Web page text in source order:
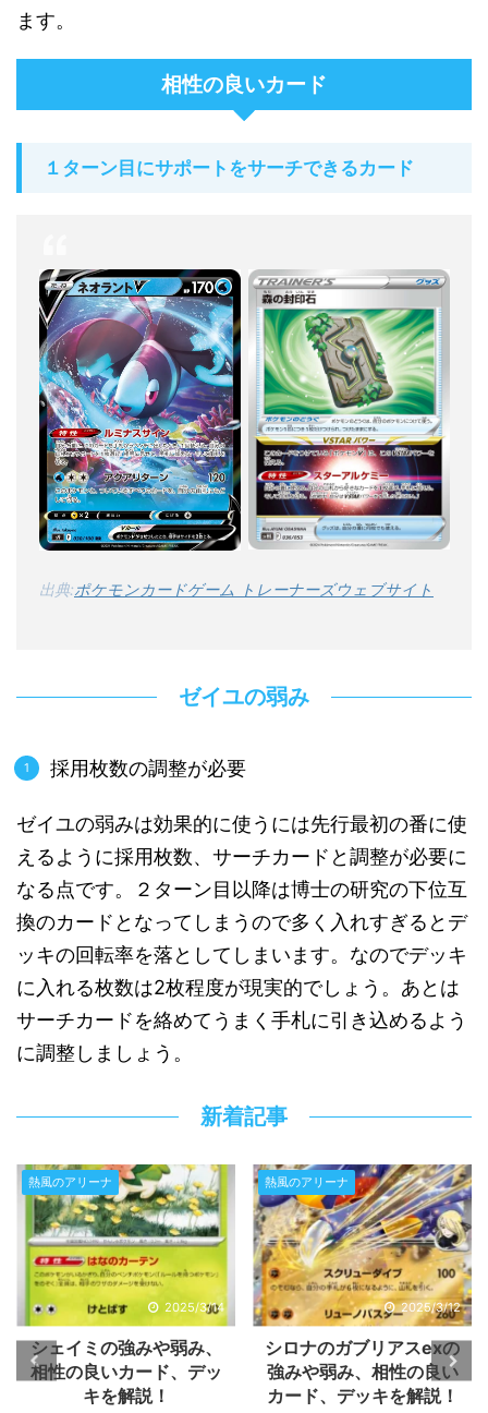
ます。
相性の良いカード
１ターン目にサポートをサーチできるカード
出典:ポケモンカードゲーム トレーナーズウェブサイト
ゼイユの弱み
採用枚数の調整が必要
ゼイユの弱みは効果的に使うには先行最初の番に使
えるように採用枚数、サーチカードと調整が必要に
なる点です。２ターン目以降は博士の研究の下位互
換のカードとなってしまうので多く入れすぎるとデ
ッキの回転率を落としてしまいます。なのでデッキ
に入れる枚数は2枚程度が現実的でしょう。あとは
サーチカードを絡めてうまく手札に引き込めるよう
に調整しましょう。
新着記事
熱風のアリーナ
2025/3/12
シロナのガブリアスexの
強みや弱み、相性の良い
カード、デッキを解説！
熱風のアリーナ
2025/3/11
ヒビキのピチューの強み
や弱み、相性の良いカー
ド、デッキを解説！